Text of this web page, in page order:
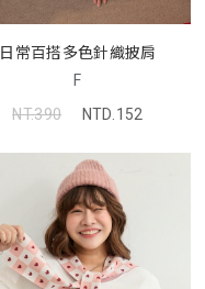
日常百搭多色針織披肩
F
NT.390
NTD.152